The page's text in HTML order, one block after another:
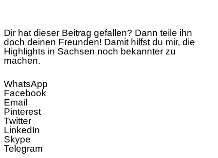
Dir hat dieser Beitrag gefallen? Dann teile ihn
doch deinen Freunden! Damit hilfst du mir, die
Highlights in Sachsen noch bekannter zu
machen.
WhatsApp
Facebook
Email
Pinterest
Twitter
LinkedIn
Skype
Telegram